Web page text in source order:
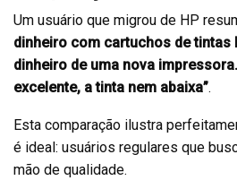
Um usuário que migrou de HP
dinheiro com cartuchos de tintas
dinheiro de uma nova
excelente, a tinta nem abaixa”.
Esta comparação ilustra
é ideal: usuários regulares que
mão de qualidade.